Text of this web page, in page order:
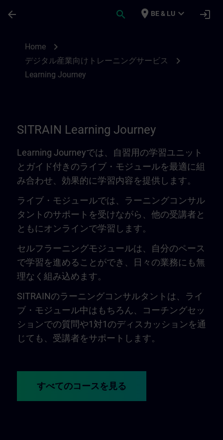
arrow_back search place BE & LU expand_more login
Home chevron_right
デジタル産業向けトレーニングサービス chevron_right
Learning Journey
SITRAIN Learning Journey
Learning Journeyでは、自習用の学習ユニット
とガイド付きのライブ・モジュールを最適に組
み合わせ、効果的に学習内容を提供します。
ライブ・モジュールでは、ラーニングコンサル
タントのサポートを受けながら、他の受講者と
ともにオンラインで学習します。
セルフラーニングモジュールは、自分のペース
で学習を進めることができ、日々の業務にも無
理なく組み込めます。
SITRAINのラーニングコンサルタントは、ライ
ブ・モジュール中はもちろん、コーチングセッ
ションでの質問や1対1のディスカッションを通
じても、受講者をサポートします。
すべてのコースを見る